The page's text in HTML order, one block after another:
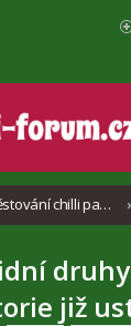
Pěstování chilli paprik - Vše o chilli papričkách
již